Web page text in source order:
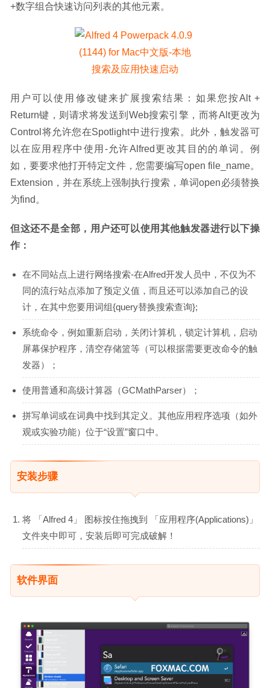
+数字组合快速访问列表的其他元素。
用户可以使用修改键来扩展搜索结果：如果您按Alt +
Return键，则请求将发送到Web搜索引擎，而将Alt更改为
Control将允许您在Spotlight中进行搜索。此外，触发器可
以在应用程序中使用-允许Alfred更改其目的的单词。例
如，要要求他打开特定文件，您需要编写open file_name。
Extension，并在系统上强制执行搜索，单词open必须替换
为find。
但这还不是全部，用户还可以使用其他触发器进行以下操
作：
在不同站点上进行网络搜索-在Alfred开发人员中，不仅为不
同的流行站点添加了预定义值，而且还可以添加自己的设
计，在其中您要用词组{query替换搜索查询};
系统命令，例如重新启动，关闭计算机，锁定计算机，启动
屏幕保护程序，清空存储篮等（可以根据需要更改命令的触
发器）；
使用普通和高级计算器（GCMathParser）；
拼写单词或在词典中找到其定义。其他应用程序选项（如外
观或实验功能）位于“设置”窗口中。
安装步骤
将 「Alfred 4」 图标按住拖拽到 「应用程序(Applications)」
文件夹中即可，安装后即可完成破解！
软件界面